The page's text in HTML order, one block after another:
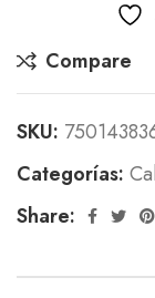
Compare
SKU:
Categorías:
Share: